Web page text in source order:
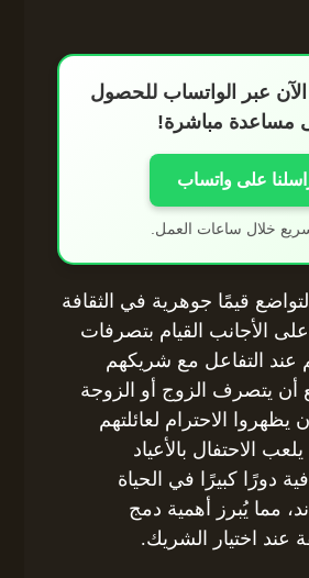
عبر الواتساب للحصول
مساعدة مباشرة!
على واتساب
خلال ساعات العمل.
قيمًا جوهرية في الثقافة
على الأجانب القيام بتصرفات
عند التفاعل مع شريكهم
أن يتصرف الزوج أو الزوجة
الاحترام لعائلتهم
الاحتفال بالأعياد
دورًا كبيرًا في الحياة
مما يُبرز أهمية دمج
عند اختيار الشريك.